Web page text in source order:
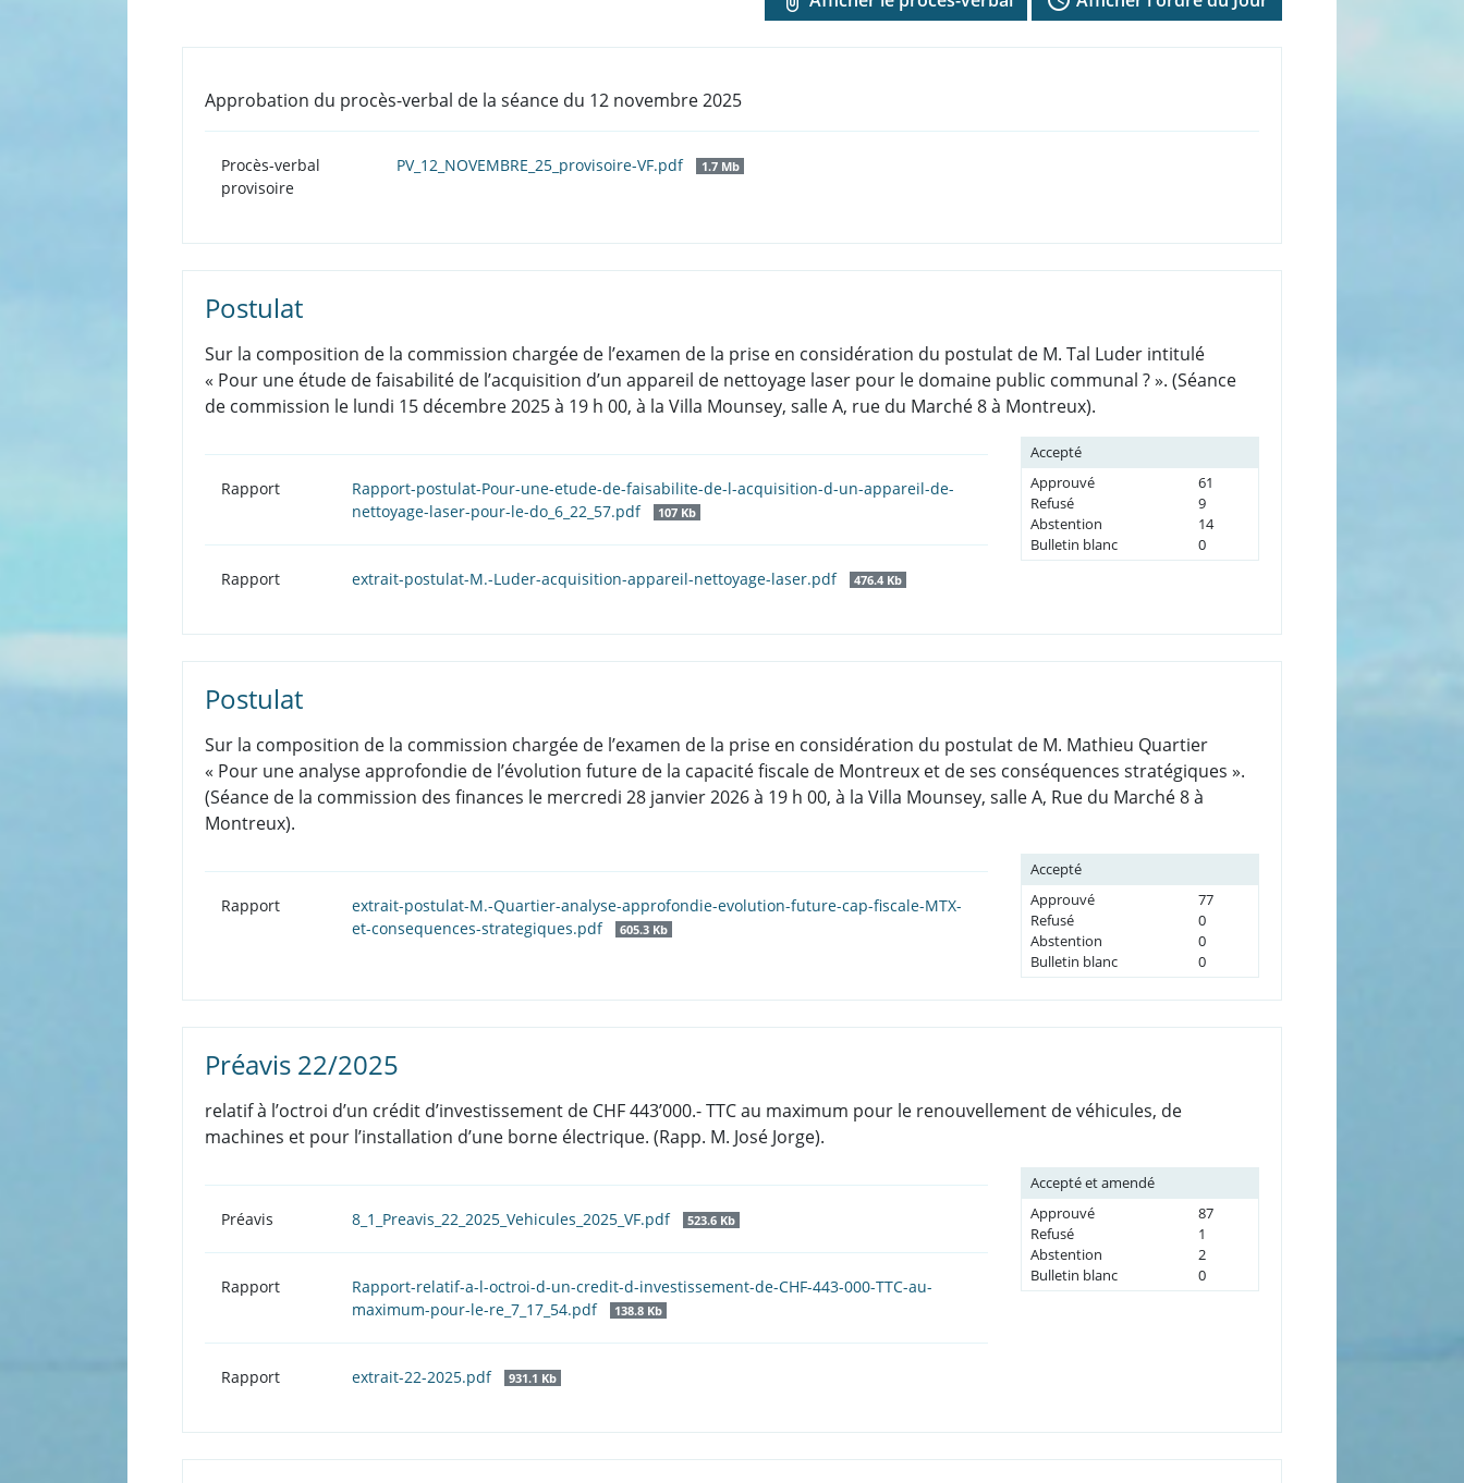
Approbation du procès-verbal de la séance du 12 novembre 2025
Procès-verbal
provisoire
PV_12_NOVEMBRE_25_provisoire-VF.pdf 1.7 Mb
Postulat
Sur la composition de la commission chargée de l’examen de la prise en considération du postulat de M. Tal Luder intitulé
« Pour une étude de faisabilité de l’acquisition d’un appareil de nettoyage laser pour le domaine public communal ? ». (Séance
de commission le lundi 15 décembre 2025 à 19 h 00, à la Villa Mounsey, salle A, rue du Marché 8 à Montreux).
Rapport
Rapport-postulat-Pour-une-etude-de-faisabilite-de-l-acquisition-d-un-appareil-de-
nettoyage-laser-pour-le-do_6_22_57.pdf
107 Kb
Rapport extrait-postulat-M.-Luder-acquisition-appareil-nettoyage-laser.pdf 476.4 Kb
Accepté
Approuvé
61
Refusé
9
Abstention
14
Bulletin blanc
0
Postulat
Sur la composition de la commission chargée de l’examen de la prise en considération du postulat de M. Mathieu Quartier
« Pour une analyse approfondie de l’évolution future de la capacité fiscale de Montreux et de ses conséquences stratégiques ».
(Séance de la commission des finances le mercredi 28 janvier 2026 à 19 h 00, à la Villa Mounsey, salle A, Rue du Marché 8 à
Montreux).
Rapport
extrait-postulat-M.-Quartier-analyse-approfondie-evolution-future-cap-fiscale-MTX-
et-consequences-strategiques.pdf
605.3 Kb
Accepté
Approuvé
77
Refusé
0
Abstention
0
Bulletin blanc
0
Préavis 22/2025
relatif à l’octroi d’un crédit d’investissement de CHF 443’000.- TTC au maximum pour le renouvellement de véhicules, de
machines et pour l’installation d’une borne électrique. (Rapp. M. José Jorge).
Préavis 8_1_Preavis_22_2025_Vehicules_2025_VF.pdf 523.6 Kb
Rapport
Rapport-relatif-a-l-octroi-d-un-credit-d-investissement-de-CHF-443-000-TTC-au-
maximum-pour-le-re_7_17_54.pdf
138.8 Kb
Rapport extrait-22-2025.pdf 931.1 Kb
Accepté et amendé
Approuvé
87
Refusé
1
Abstention
2
Bulletin blanc
0